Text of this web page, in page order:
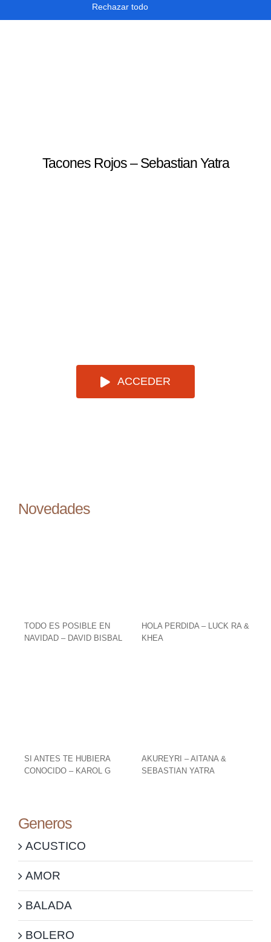
Rechazar todo
Tacones Rojos – Sebastian Yatra
ACCEDER
Novedades
TODO ES POSIBLE EN
NAVIDAD – DAVID BISBAL
HOLA PERDIDA – LUCK RA &
KHEA
SI ANTES TE HUBIERA
CONOCIDO – KAROL G
AKUREYRI – AITANA &
SEBASTIAN YATRA
Generos
ACUSTICO
AMOR
BALADA
BOLERO